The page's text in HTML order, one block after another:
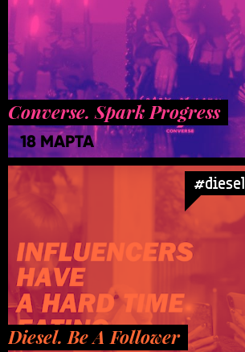
Converse. Spark Progress
18 МАРТА
#diesel
Diesel. Be A Follower